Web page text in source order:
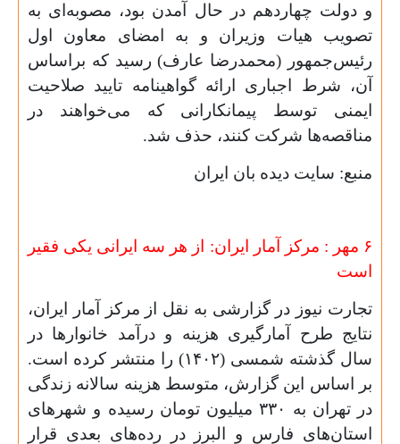
و دولت چهاردهم در حال آمدن بود، مصوبه‌ای به
تصویب هیات وزیران و به امضای معاون اول
رئیس‌جمهور (محمدرضا عارف) رسید که براساس
آن، شرط اجباری ارائه گواهینامه تایید صلاحیت
ایمنی توسط پیمانکارانی که می‌خواهند در
مناقصه‌ها شرکت کنند، حذف شد.
منبع: سایت دیده بان ایران
۶ مهر :
مرکز آمار ایران: از هر سه ایرانی یکی فقیر
است
تجارت نیوز در گزارشی به نقل از مرکز آمار ایران،
نتایج طرح آمارگیری هزینه و درآمد خانوارها در
سال گذشته شمسی (۱۴۰۲)
را منتشر کرده است.
بر اساس این گزارش، متوسط هزینه سالانه زندگی
در تهران به ۳۳۰ میلیون تومان رسیده و شهرهای
استان‌های فارس و البرز در رده‌های بعدی قرار